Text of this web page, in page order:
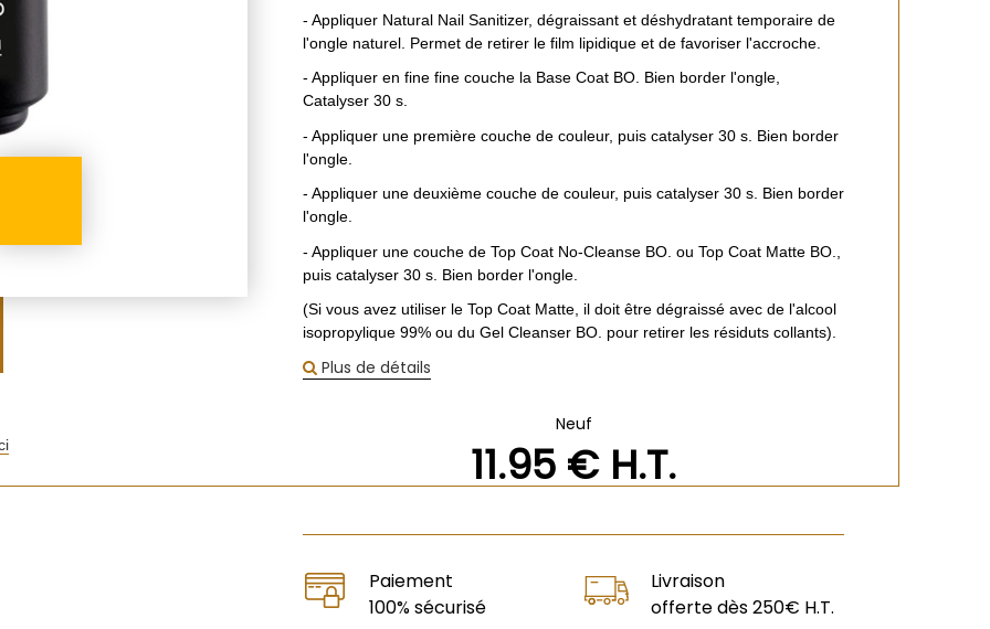
- Appliquer Natural Nail Sanitizer, dégraissant et déshydratant temporaire de
l'ongle naturel. Permet de retirer le film lipidique et de favoriser l'accroche.
- Appliquer en fine fine couche la Base Coat BO. Bien border l'ongle,
Catalyser 30 s.
- Appliquer une première couche de couleur, puis catalyser 30 s. Bien border
l'ongle.
- Appliquer une deuxième couche de couleur, puis catalyser 30 s. Bien border
l'ongle.
- Appliquer une couche de Top Coat No-Cleanse BO. ou Top Coat Matte BO.,
puis catalyser 30 s. Bien border l'ongle.
(Si vous avez utiliser le Top Coat Matte, il doit être dégraissé avec de l'alcool
isopropylique 99% ou du Gel Cleanser BO. pour retirer les résiduts collants).
Plus de détails
Neuf
11.95 € H.T.
Paiement
100% sécurisé
Livraison
offerte dès 250€ H.T.